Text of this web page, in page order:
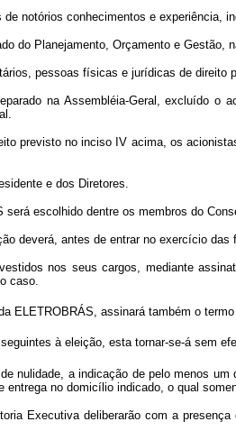
conhecimentos e experiência,
Planejamento, Orçamento e Gestão,
pessoas físicas e jurídicas de direito
na Assembléia-Geral, excluído o
no inciso IV acima, os
e dos Diretores.
escolhido dentre os membros do
antes de entrar no exercício das
nos seus cargos, mediante
caso.
ELETROBRÁS, assinará também o
à eleição, esta tornar-se-á sem
nulidade, a indicação de pelo menos
no domicílio indicado, o qual
deliberarão com a presença